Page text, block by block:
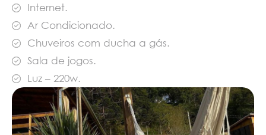
Internet.
Ar Condicionado.
Chuveiros com ducha a gás.
Sala de jogos.
Luz – 220w.